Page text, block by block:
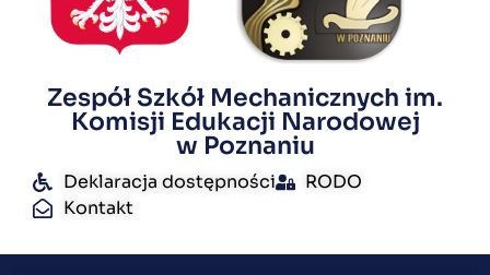
Zespół Szkół Mechanicznych im.
Komisji Edukacji Narodowej
w Poznaniu
Deklaracja dostępności
RODO
Kontakt